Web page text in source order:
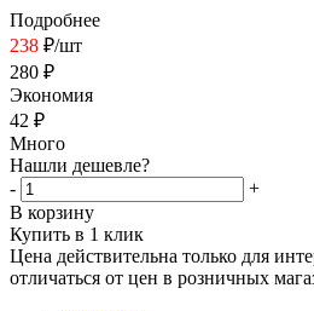
Подробнее
238 ₽/шт
280 ₽
Экономия
42 ₽
Много
Нашли дешевле?
-
+
В корзину
Купить в 1 клик
Цена действительна только для
отличаться от цен в розничных